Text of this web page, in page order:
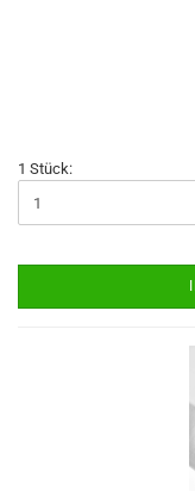
1 Stück: